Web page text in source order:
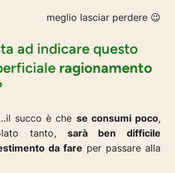
meglio lasciar perdere 😉
ad indicare questo
ragionamento
succo è che se consumi poco,
tanto, sarà ben difficile
da fare per passare alla